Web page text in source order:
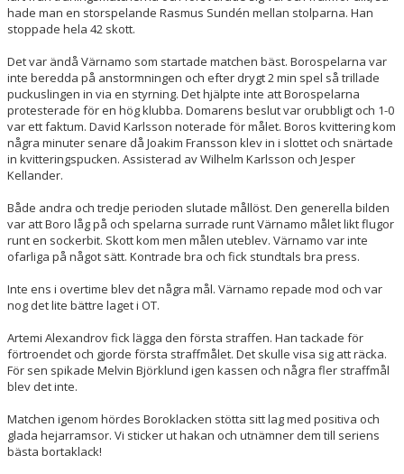
TABELL A-LAG
SVENSK HOCKEY TV
SWISH
DOKUMENT
hade man en storspelande Rasmus Sundén mellan stolparna. Han
stoppade hela 42 skott.
Det var ändå Värnamo som startade matchen bäst. Borospelarna var
inte beredda på anstormningen och efter drygt 2 min spel så trillade
puckuslingen in via en styrning. Det hjälpte inte att Borospelarna
protesterade för en hög klubba. Domarens beslut var orubbligt och 1-0
var ett faktum. David Karlsson noterade för målet. Boros kvittering kom
några minuter senare då Joakim Fransson klev in i slottet och snärtade
in kvitteringspucken. Assisterad av Wilhelm Karlsson och Jesper
Kellander.
Både andra och tredje perioden slutade mållöst. Den generella bilden
var att Boro låg på och spelarna surrade runt Värnamo målet likt flugor
runt en sockerbit. Skott kom men målen uteblev. Värnamo var inte
ofarliga på något sätt. Kontrade bra och fick stundtals bra press.
Inte ens i overtime blev det några mål. Värnamo repade mod och var
nog det lite bättre laget i OT.
Artemi Alexandrov fick lägga den första straffen. Han tackade för
förtroendet och gjorde första straffmålet. Det skulle visa sig att räcka.
För sen spikade Melvin Björklund igen kassen och några fler straffmål
blev det inte.
Matchen igenom hördes Boroklacken stötta sitt lag med positiva och
glada hejarramsor. Vi sticker ut hakan och utnämner dem till seriens
bästa bortaklack!